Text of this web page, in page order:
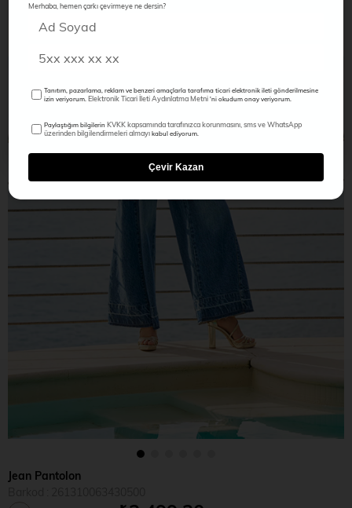
Jean Pantolon
Merhaba, hemen çarkı çevirmeye ne dersin?
Tanıtım, pazarlama, reklam ve benzeri amaçlarla tarafıma ticari elektronik ileti gönderilmesine
izin veriyorum.Elektronik Ticari İleti Aydınlatma Metni'ni okudum onay veriyorum.
Paylaştığım bilgilerinKVKK kapsamında tarafınızca korunmasını, sms ve WhatsApp
üzerinden bilgilendirmeleri almayıkabul ediyorum.
Çevir Kazan